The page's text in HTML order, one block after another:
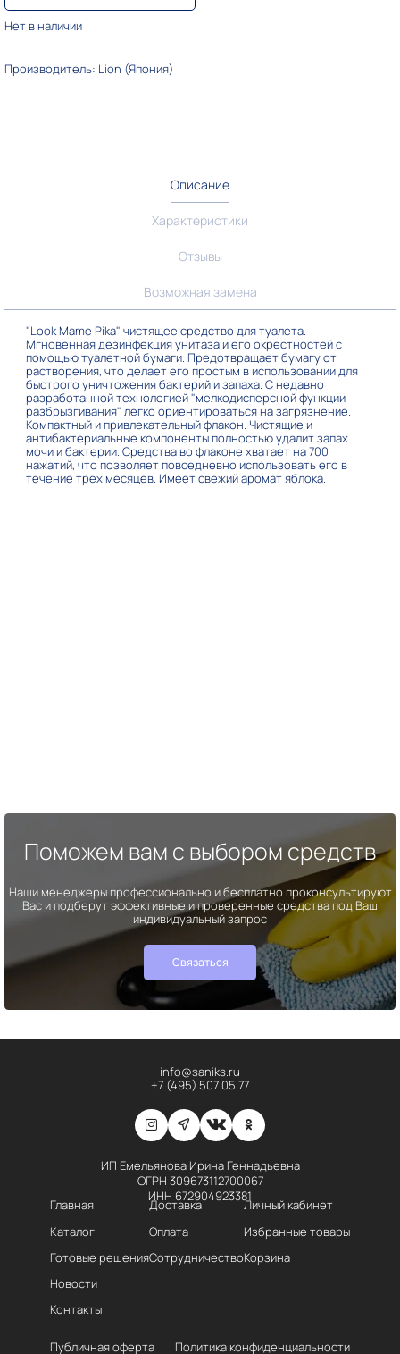
Нет в наличии
Производитель: Lion (Япония)
Описание
Характеристики
Отзывы
Возможная замена
"Look Mame Pika" чистящее средство для туалета.
Мгновенная дезинфекция унитаза и его окрестностей с
помощью туалетной бумаги. Предотвращает бумагу от
растворения, что делает его простым в использовании для
быстрого уничтожения бактерий и запаха. С недавно
разработанной технологией "мелкодисперсной функции
разбрызгивания" легко ориентироваться на загрязнение.
Компактный и привлекательный флакон. Чистящие и
антибактериальные компоненты полностью удалит запах
мочи и бактерии. Средства во флаконе хватает на 700
нажатий, что позволяет повседневно использовать его в
течение трех месяцев. Имеет свежий аромат яблока.
Поможем вам с выбором средств
Наши менеджеры профессионально и бесплатно проконсультируют
Вас и подберут эффективные и проверенные средства под Ваш
индивидуальный запрос
Связаться
info@saniks.ru
+7 (495) 507 05 77
ИП Емельянова Ирина Геннадьевна
ОГРН 309673112700067
ИНН 672904923381
Главная
Каталог
Готовые решения
Новости
Контакты
Доставка
Оплата
Сотрудничество
Личный кабинет
Избранные товары
Корзина
Публичная оферта Политика конфиденциальности